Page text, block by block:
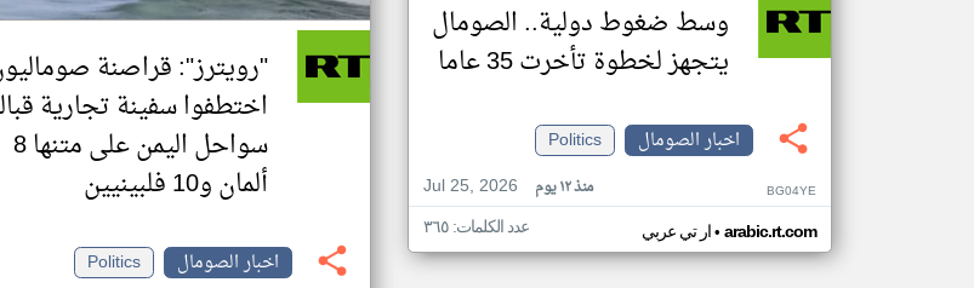
وسط ضغوط دولية.. الصومال
يتجهز لخطوة تأخرت 35 عاما
اخبار الصومال
Politics
Jul 25, 2026
منذ ١٢ يوم BG04YE
ار تي عربي• arabic.rt.com عدد الكلمات: ٣٦٥
"رويترز": قراصنة
اختطفوا سفينة تجارية
سواحل اليمن على متنها 8
ألمان و10 فلبينيين
اخبار الصومال
Politics